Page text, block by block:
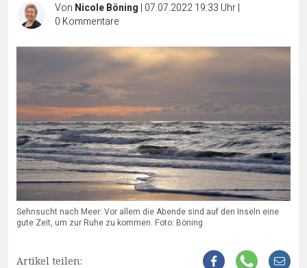
Von Nicole Böning | 07.07.2022 19:33 Uhr|
0 Kommentare
Sehnsucht nach Meer: Vor allem die Abende sind auf den Inseln eine
gute Zeit, um zur Ruhe zu kommen. Foto: Böning
Artikel teilen: